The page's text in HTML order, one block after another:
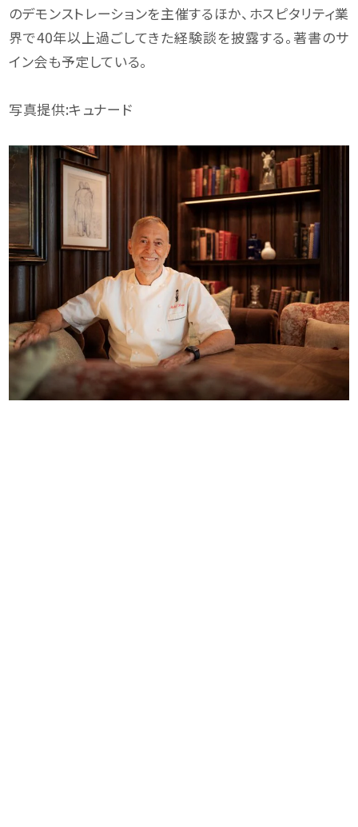
のデモンストレーションを主催するほか、ホスピタリティ業
界で40年以上過ごしてきた経験談を披露する。著書のサ
イン会も予定している。
写真提供:キュナード